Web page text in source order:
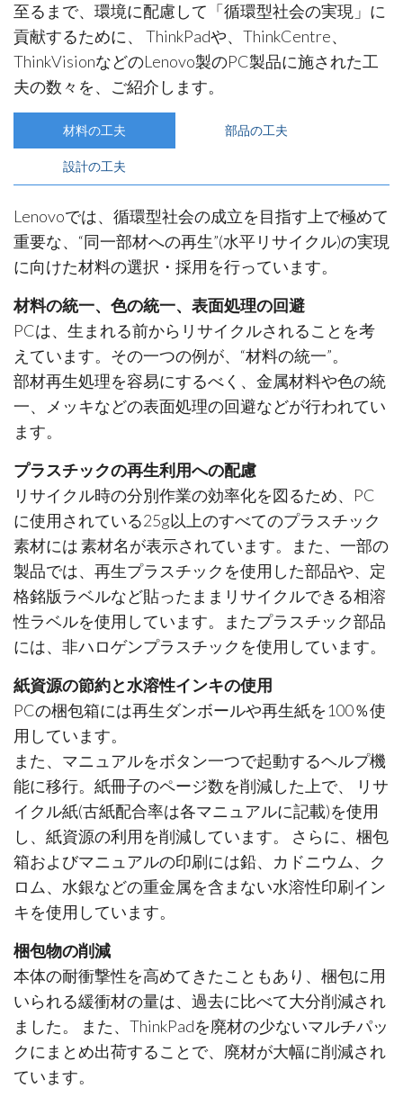
至るまで、環境に配慮して「循環型社会の実現」に
貢献するために、 ThinkPadや、ThinkCentre、
ThinkVisionなどのLenovo製のPC製品に施された工
夫の数々を、ご紹介します。
材料の工夫 部品の工夫
設計の工夫
Lenovoでは、循環型社会の成立を目指す上で極めて
重要な、“同一部材への再生”(水平リサイクル)の実現
に向けた材料の選択・採用を行っています。
材料の統一、色の統一、表面処理の回避
PCは、生まれる前からリサイクルされることを考
えています。その一つの例が、“材料の統一”。
部材再生処理を容易にするべく、金属材料や色の統
一、メッキなどの表面処理の回避などが行われてい
ます。
プラスチックの再生利用への配慮
リサイクル時の分別作業の効率化を図るため、PC
に使用されている25g以上のすべてのプラスチック
素材には 素材名が表示されています。また、一部の
製品では、再生プラスチックを使用した部品や、定
格銘版ラベルなど貼ったままリサイクルできる相溶
性ラベルを使用しています。またプラスチック部品
には、非ハロゲンプラスチックを使用しています。
紙資源の節約と水溶性インキの使用
PCの梱包箱には再生ダンボールや再生紙を100％使
用しています。
また、マニュアルをボタン一つで起動するヘルプ機
能に移行。紙冊子のページ数を削減した上で、 リサ
イクル紙(古紙配合率は各マニュアルに記載)を使用
し、紙資源の利用を削減しています。 さらに、梱包
箱およびマニュアルの印刷には鉛、カドニウム、ク
ロム、水銀などの重金属を含まない水溶性印刷イン
キを使用しています。
梱包物の削減
本体の耐衝撃性を高めてきたこともあり、梱包に用
いられる緩衝材の量は、過去に比べて大分削減され
ました。 また、ThinkPadを廃材の少ないマルチパッ
クにまとめ出荷することで、廃材が大幅に削減され
ています。